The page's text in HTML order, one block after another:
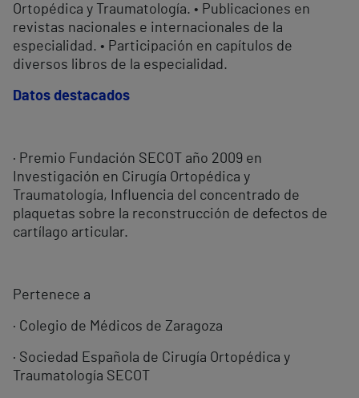
Ortopédica y Traumatología. • Publicaciones en
revistas nacionales e internacionales de la
especialidad. • Participación en capítulos de
diversos libros de la especialidad.
Datos destacados
· Premio Fundación SECOT año 2009 en
Investigación en Cirugía Ortopédica y
Traumatología, Influencia del concentrado de
plaquetas sobre la reconstrucción de defectos de
cartílago articular.
Pertenece a
· Colegio de Médicos de Zaragoza
· Sociedad Española de Cirugía Ortopédica y
Traumatología SECOT